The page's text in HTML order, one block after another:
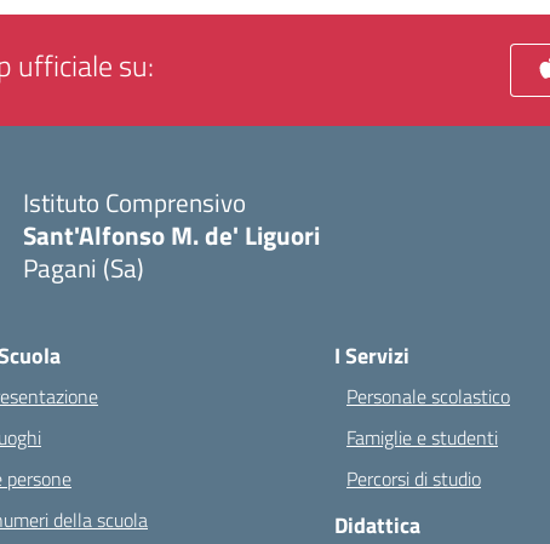
ufficiale su:
Istituto Comprensivo
Sant'Alfonso M. de' Liguori
Pagani (Sa)
persone
della scuola
I Servizi
Personale scolastico
Famiglie e studenti
Percorsi di studio
Didattica